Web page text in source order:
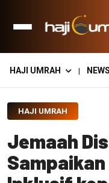
HAJI UMRAH | NEWS
HAJI UMRAH
Jemaah